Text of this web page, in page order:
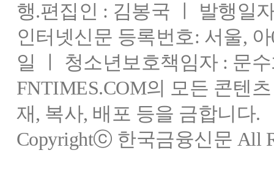
행.편집인 : 김봉국 ㅣ 발행일
인터넷신문 등록번호: 서울,
일 ㅣ 청소년보호책임자 : 문
FNTIMES.COM의 모든 콘텐
재, 복사, 배포 등을 금합니다.
Copyrightⓒ 한국금융신문 All